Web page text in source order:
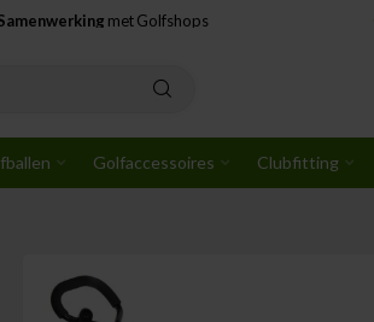
met Golfshops
Golfaccessoires Clubfitting